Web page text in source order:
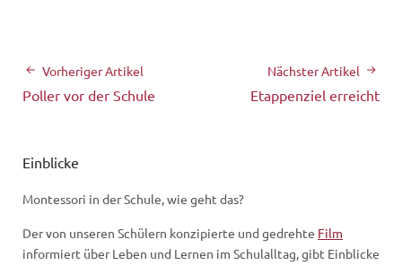
Vorheriger Artikel
Poller vor der Schule
Nächster Artikel
Etappenziel erreicht
Einblicke
Montessori in der Schule, wie geht das?
Der von unseren Schülern konzipierte und gedrehte Film
informiert über Leben und Lernen im Schulalltag, gibt Einblicke